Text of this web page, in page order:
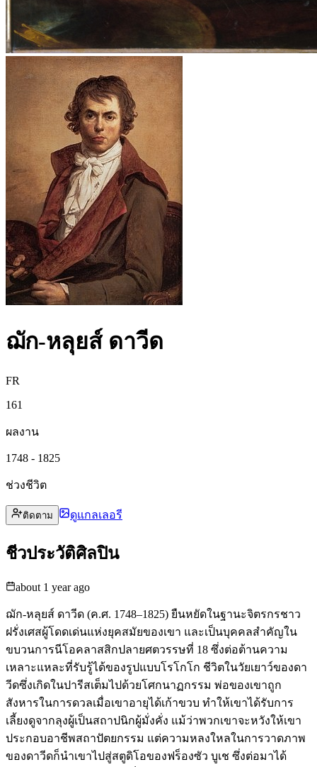
ฌัก-หลุยส์ ดาวีด
FR
161
ผลงาน
1748 - 1825
ช่วงชีวิต
ติดตาม ดูแกลเลอรี
ชีวประวัติศิลปิน
about 1 year ago
ฌัก-หลุยส์ ดาวีด (ค.ศ. 1748–1825) ยืนหยัดในฐานะจิตรกรชาว
ฝรั่งเศสผู้โดดเด่นแห่งยุคสมัยของเขา และเป็นบุคคลสำคัญใน
ขบวนการนีโอคลาสสิกปลายศตวรรษที่ 18 ซึ่งต่อต้านความ
เหลาะแหละที่รับรู้ได้ของรูปแบบโรโกโก ชีวิตในวัยเยาว์ของดา
วีดซึ่งเกิดในปารีสเต็มไปด้วยโศกนาฏกรรม พ่อของเขาถูก
สังหารในการดวลเมื่อเขาอายุได้เก้าขวบ ทำให้เขาได้รับการ
เลี้ยงดูจากลุงผู้เป็นสถาปนิกผู้มั่งคั่ง แม้ว่าพวกเขาจะหวังให้เขา
ประกอบอาชีพสถาปัตยกรรม แต่ความหลงใหลในการวาดภาพ
ของดาวีดก็นำเขาไปสู่สตูดิโอของฟร็องซัว บูเช ซึ่งต่อมาได้